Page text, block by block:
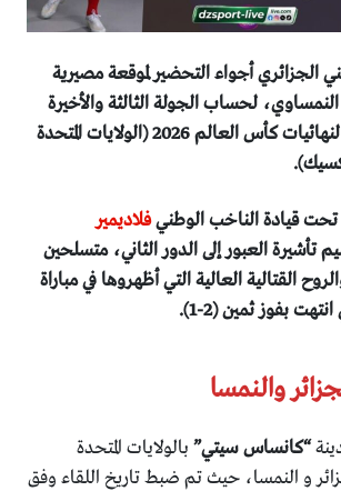
الجزائري أجواء التحضير لموقعة مصيرية
لحساب الجولة الثالثة والأخيرة
من دور المجموعات لنهائيات كأس العالم 2026 (الولايات المتحدة
تحت قيادة الناخب الوطنيفلاديمير
تأشيرة العبور إلى الدور الثاني، متسلحين
القتالية العالية التي أظهروها في مباراة
بفوز ثمين (2-1).
والنمسا
“كانساس سيتي” بالولايات المتحدة
و النمسا، حيث تم ضبط تاريخ اللقاء وفق